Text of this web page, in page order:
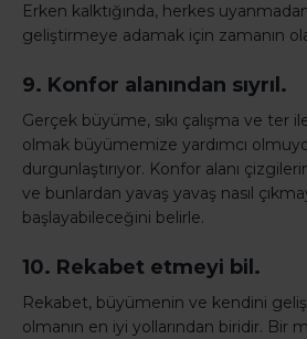
Erken kalktığında, herkes
geliştirmeye adamak için zamanın
9. Konfor alanından sıyrıl.
Gerçek büyüme, sıkı çalışma ve ter
olmak büyümemize yardımcı
durgunlaştırıyor. Konfor alanı
ve bunlardan yavaş yavaş nasıl
başlayabileceğini belirle.
10. Rekabet etmeyi bil.
Rekabet, büyümenin ve kendini
olmanın en iyi yollarından biridir. Bir